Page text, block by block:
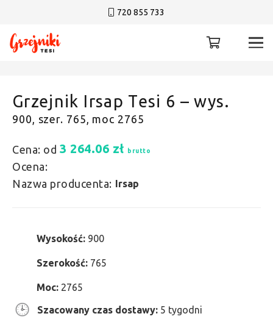
720 855 733
Grzejnik Irsap Tesi 6 – wys.
900, szer. 765, moc 2765
Cena: od 3 264.06 zł brutto
Ocena:
Nazwa producenta: Irsap
Wysokość: 900
Szerokość: 765
Moc: 2765
Szacowany czas dostawy: 5 tygodni